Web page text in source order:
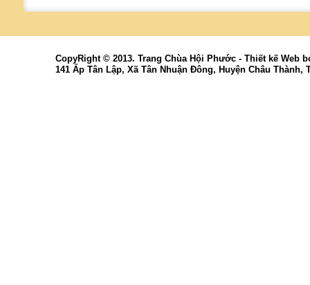
CopyRight © 2013. Trang Chùa Hội Phước - Thiết kế Web
141 Ấp Tân Lập, Xã Tân Nhuận Đông, Huyện Châu Thành,